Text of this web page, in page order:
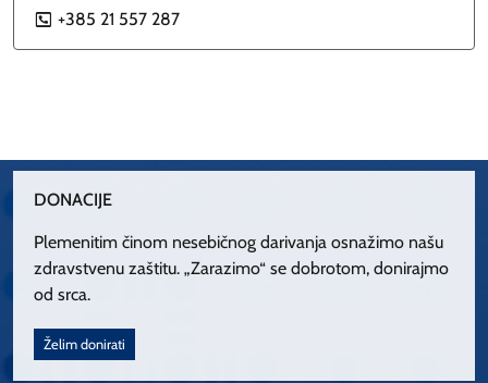
P +385 21 557 287
DONACIJE
Plemenitim činom nesebičnog darivanja osnažimo našu
zdravstvenu zaštitu. „Zarazimo“ se dobrotom, donirajmo
od srca.
Želim donirati